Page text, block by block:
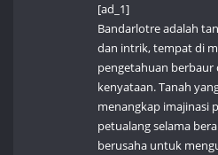
[ad_1]
Bandarlotre adalah
dan intrik, tempat di
pengetahuan berbaur
kenyataan. Tanah
menangkap imajinasi
petualang selama
berusaha untuk